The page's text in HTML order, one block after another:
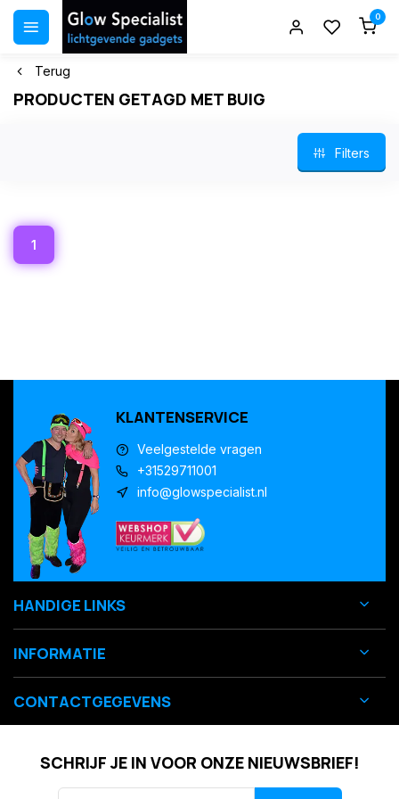
0
Terug
PRODUCTEN GETAGD MET BUIG
Filters
1
KLANTENSERVICE
Veelgestelde vragen
+31529711001
info@glowspecialist.nl
HANDIGE LINKS
INFORMATIE
CONTACTGEGEVENS
SCHRIJF JE IN VOOR ONZE NIEUWSBRIEF!